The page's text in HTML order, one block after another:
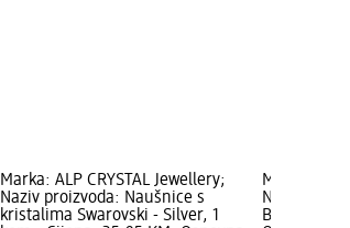
Marka: ALP CRYSTAL Jewellery;
Naziv proizvoda: Naušnice s
kristalima Swarovski - Silver, 1
Marka:
Naušnice s
Brown, 1